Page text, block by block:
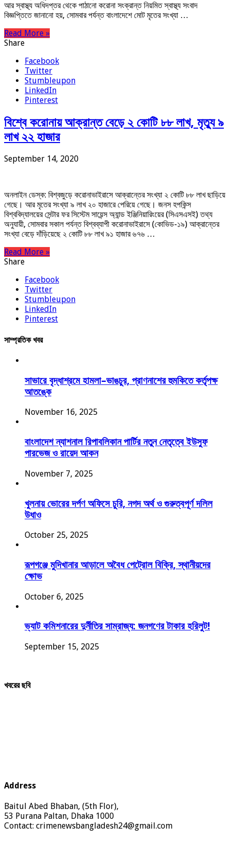
আর স্বাস্থ্য অধিদপ্তর থেকে পাঠানো করোনা সংক্রান্ত নিয়মিত স্বাস্থ্য সংবাদ
বিজ্ঞপ্তিতে জানানো হয়, সোমবার পর্যন্ত বাংলাদেশে মোট মৃতের সংখ্যা …
Read More »
Share
Facebook
Twitter
Stumbleupon
LinkedIn
Pinterest
বিশ্বে করোনায় আক্রান্ত বেড়ে ২ কোটি ৮৮ লাখ, মৃত্যু ৯
লাখ ২২ হাজার
September 14, 2020
অনলাইন ডেস্ক: বিশ্বজুড়ে করোনাভাইরাসে আক্রান্তের সংখ্যা ২ কোটি ৮৮ লাখ ছাড়িয়ে
গেছে। আর মৃতের সংখ্যা ৯ লাখ ২০ হাজারে পেরিয়ে গেছে। জনস হপকিন্স
বিশ্ববিদ্যালয়ের সেন্টার ফর সিস্টেম সায়েন্স অ্যান্ড ইঞ্জিনিয়ারিংয়ের (সিএসএসই) তথ্য
অনুযায়ী, সোমবার সকাল পর্যন্ত বিশ্বব্যাপী করোনাভাইরাসে (কোভিড-১৯) আক্রান্তের
সংখ্যা বেড়ে দাঁড়িয়েছে ২ কোটি ৮৮ লাখ ৯১ হাজার ৬৭৬ …
Read More »
Share
Facebook
Twitter
Stumbleupon
LinkedIn
Pinterest
সাম্প্রতিক খবর
সাভারে বৃদ্ধাশ্রমে হামলা–ভাঙচুর, প্রাণনাশের হুমকিতে কর্তৃপক্ষ
আতঙ্কে
November 16, 2025
বাংলাদেশ ন্যাশনাল রিপাবলিকান পার্টির নতুন নেতৃত্বে ইউসুফ
পারভেজ ও রায়েদ আকন
November 7, 2025
খুলনায় ভোরের দর্পণ অফিসে চুরি, নগদ অর্থ ও গুরুত্বপূর্ণ দলিল
উধাও
October 25, 2025
রূপগঞ্জে মুদিখানার আড়ালে অবৈধ পেট্রোল বিক্রি, স্থানীয়দের
ক্ষোভ
October 6, 2025
ভ্যাট কমিশনারের দুর্নীতির সাম্রাজ্য: জনগণের টাকার হরিলুট!
September 15, 2025
খবরের ছবি
Address
Baitul Abed Bhaban, (5th Flor),
53 Purana Paltan, Dhaka 1000
Contact: crimenewsbangladesh24@gmail.com